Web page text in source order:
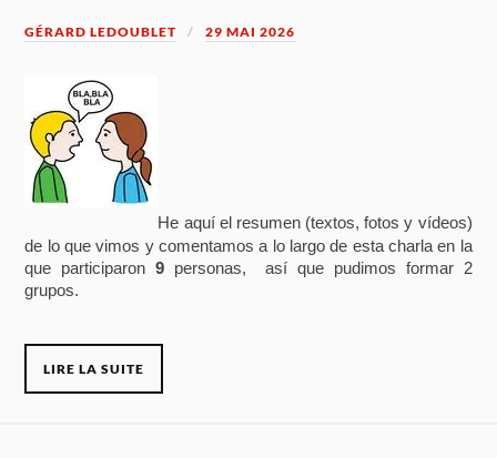
GÉRARD LEDOUBLET 29 MAI 2026
He aquí el resumen (textos, fotos y vídeos)
de lo que vimos y comentamos a lo largo de esta charla en la
que participaron 9 personas, así que pudimos formar 2
grupos.
LIRE LA SUITE